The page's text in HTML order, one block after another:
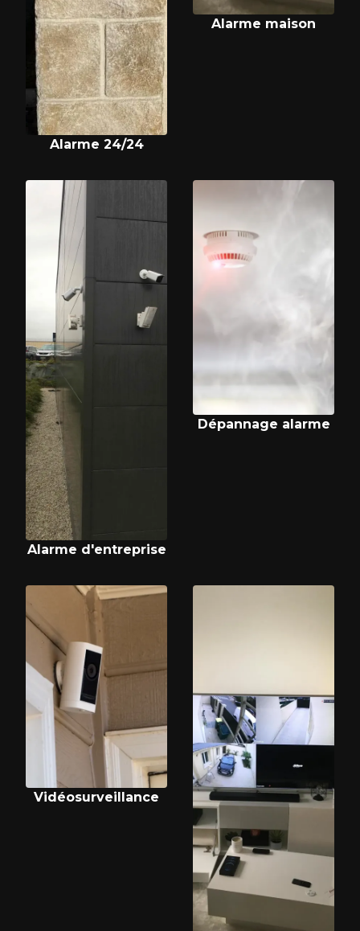
Alarme 24/24
Alarme maison
Alarme d'entreprise
Dépannage alarme
Vidéosurveillance